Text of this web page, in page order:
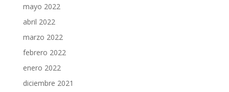
mayo 2022
abril 2022
marzo 2022
febrero 2022
enero 2022
diciembre 2021